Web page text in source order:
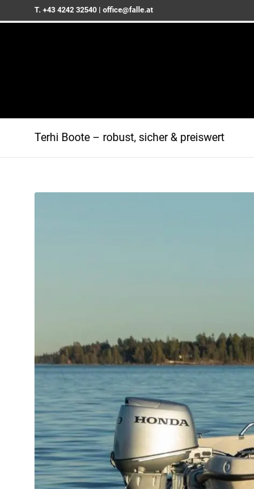
T. +43 4242 32540 | office@falle.at
Terhi Boote – robust, sicher & preiswert